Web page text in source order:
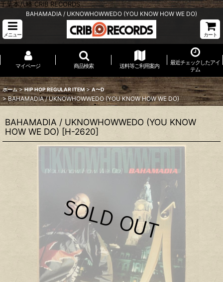
千葉本八幡 CRIB RECORDS
BAHAMADIA / UKNOWHOWWEDO (YOU KNOW HOW WE DO)
メニュー カート
マイページ 商品検索 送料等ご利用案内
最近チェックしたアイ
テム
ホーム > HIP HOP REGULAR ITEM > A〜D
> BAHAMADIA / UKNOWHOWWEDO (YOU KNOW HOW WE DO)
BAHAMADIA / UKNOWHOWWEDO (YOU KNOW
HOW WE DO) [H-2620]